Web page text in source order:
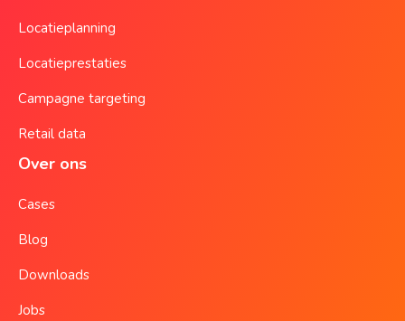
Locatieplanning
Locatieprestaties
Campagne targeting
Retail data
Over ons
Cases
Blog
Downloads
Jobs